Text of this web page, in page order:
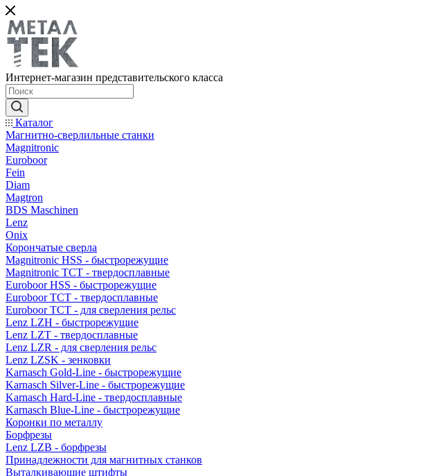
Интернет-магазин представительского класса
Каталог
Магнитно-сверлильные станки
Magnitronic
Euroboor
Fein
Diam
Magtron
BDS Maschinen
Lenz
Onix
Корончатые сверла
Magnitronic HSS - быстрорежущие
Magnitronic TCT - твердосплавные
Euroboor HSS - быстрорежущие
Euroboor TCT - твердосплавные
Euroboor TCT - для сверления рельс
Lenz LZH - быстрорежущие
Lenz LZT - твердосплавные
Lenz LZR - для сверления рельс
Lenz LZSK - зенковки
Karnasch Gold-Line - быстрорежущие
Karnasch Silver-Line - быстрорежущие
Karnasch Hard-Line - твердосплавные
Karnasch Blue-Line - быстрорежущие
Коронки по металлу
Борфрезы
Lenz LZB - борфрезы
Принадлежности для магнитных станков
Выталкивающие штифты